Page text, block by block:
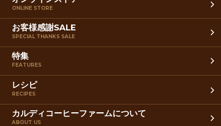
ONLINE STORE
お客様感謝SALE
SPECIAL THANKS SALE
特集
FEATURES
レシピ
RECIPES
カルディコーヒーファームについて
ABOUT US